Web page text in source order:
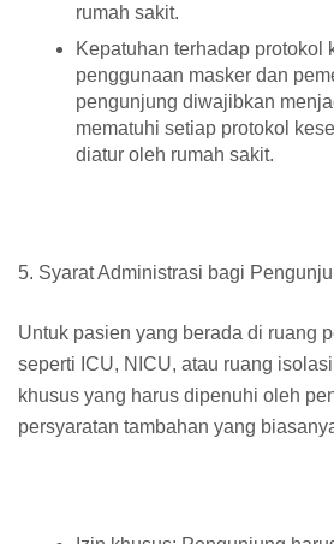
rumah sakit.
Kepatuhan terhadap protokol
penggunaan masker dan
pengunjung diwajibkan
mematuhi setiap protokol
diatur oleh rumah sakit.
5. Syarat Administrasi bagi
Untuk pasien yang berada di ruang
seperti ICU, NICU, atau ruang
khusus yang harus dipenuhi oleh
persyaratan tambahan yang